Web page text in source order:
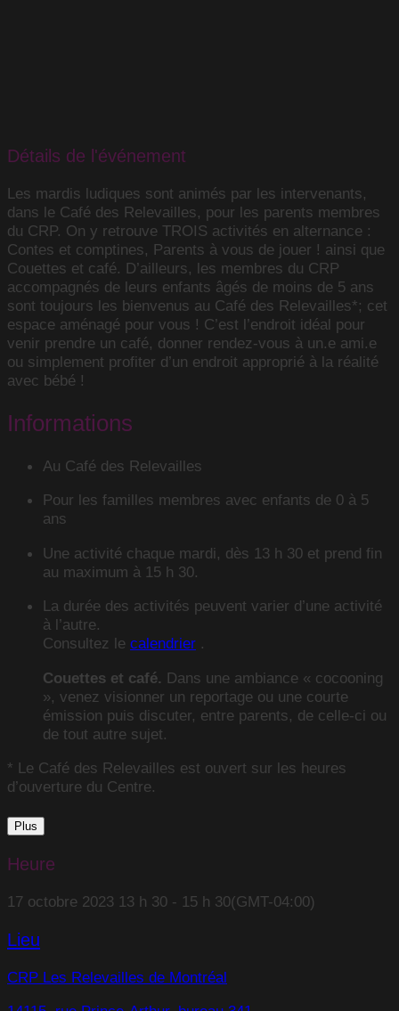
Détails de l'événement
Les mardis ludiques sont animés par les intervenants,
dans le Café des Relevailles, pour les parents membres
du CRP. On y retrouve TROIS activités en alternance :
Contes et comptines, Parents à vous de jouer ! ainsi que
Couettes et café. D’ailleurs, les membres du CRP
accompagnés de leurs enfants âgés de moins de 5 ans
sont toujours les bienvenus au Café des Relevailles*; cet
espace aménagé pour vous ! C’est l’endroit idéal pour
venir prendre un café, donner rendez-vous à un.e ami.e
ou simplement profiter d’un endroit approprié à la réalité
avec bébé !
Informations
Au Café des Relevailles
Pour les familles membres avec enfants de 0 à 5
ans
Une activité chaque mardi, dès 13 h 30 et prend fin
au maximum à 15 h 30.
La durée des activités peuvent varier d’une activité
à l’autre.
Consultez le calendrier .
Couettes et café. Dans une ambiance « cocooning
», venez visionner un reportage ou une courte
émission puis discuter, entre parents, de celle-ci ou
de tout autre sujet.
* Le Café des Relevailles est ouvert sur les heures
d’ouverture du Centre.
Plus
Heure
17 octobre 2023 13 h 30 - 15 h 30(GMT-04:00)
Lieu
CRP Les Relevailles de Montréal